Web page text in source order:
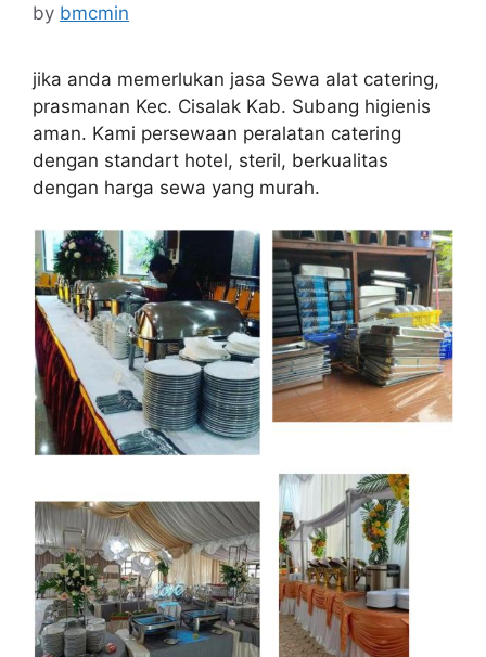
by bmcmin
jika anda memerlukan jasa Sewa alat catering,
prasmanan Kec. Cisalak Kab. Subang higienis
aman. Kami persewaan peralatan catering
dengan standart hotel, steril, berkualitas
dengan harga sewa yang murah.